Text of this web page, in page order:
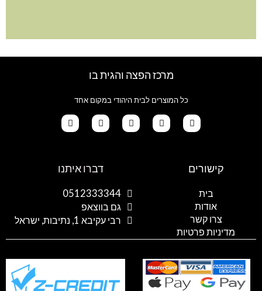
מרכז הפצה והגית בו
כל המוצרים לבית היהודי במקום אחד
a
p
a
g
r
a
m
k
o
k
o
l
e
קישורים
בית
אודות
צרו קשר
מדיניות פרטיות
דברו איתנו
0512333344
גם בווצאפ
רבי עקיבא 1, נתיבות, ישראל